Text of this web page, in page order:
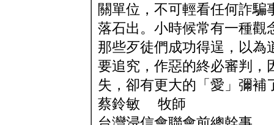
關單位，不可輕看任何詐
落石出。小時候常有一種觀
那些歹徒們成功得逞，以為
要追究，作惡的終必審判，
失，卻有更大的「愛」彌補
蔡鈴敏 牧師